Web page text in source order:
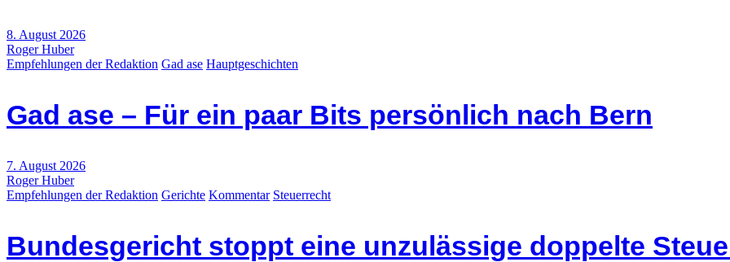
8. August 2026
Roger Huber
Empfehlungen der Redaktion Gad ase Hauptgeschichten
Gad ase – Für ein paar Bits persönlich nach Bern
7. August 2026
Roger Huber
Empfehlungen der Redaktion Gerichte Kommentar Steuerrecht
Bundesgericht stoppt eine unzulässige doppelte